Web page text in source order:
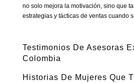
no solo mejora la motivación, sino que
estrategias y tácticas de ventas cuando
Testimonios De Asesoras
Colombia
Historias De Mujeres Que